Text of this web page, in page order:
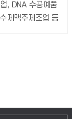
, DNA 수공예품
제맥주제조업 등